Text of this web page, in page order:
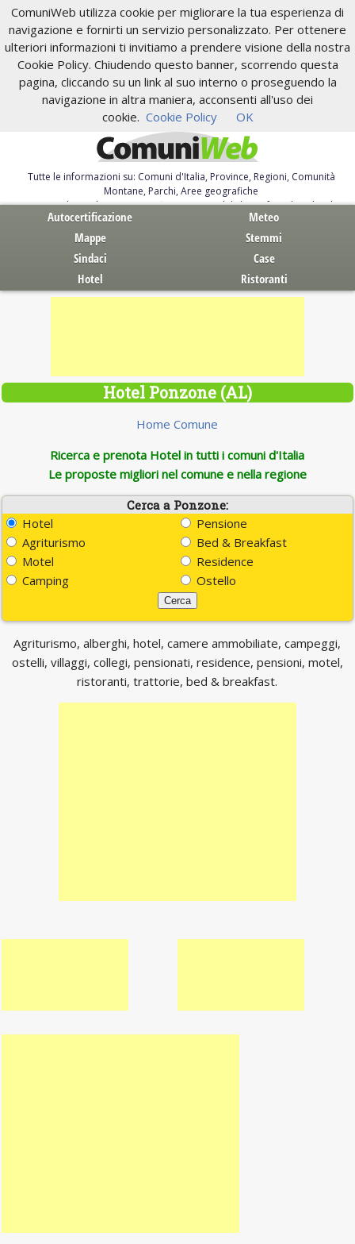
ComuniWeb utilizza cookie per migliorare la tua esperienza di
navigazione e fornirti un servizio personalizzato. Per ottenere
ulteriori informazioni ti invitiamo a prendere visione della nostra
Cookie Policy. Chiudendo questo banner, scorrendo questa
pagina, cliccando su un link al suo interno o proseguendo la
navigazione in altra maniera, acconsenti all'uso dei
cookie. Cookie Policy OK
Tutte le informazioni su: Comuni d'Italia, Province, Regioni, Comunità
Montane, Parchi, Aree geografiche
Servizi al Cittadino. Autocertificazione, moduli, leggi, free download
Autocertificazione
Meteo
Mappe
Stemmi
Sindaci
Case
Hotel
Ristoranti
Hotel Ponzone (AL)
Home Comune
Ricerca e prenota Hotel in tutti i comuni d'Italia
Le proposte migliori nel comune e nella regione
Cerca a Ponzone:
Hotel
Pensione
Agriturismo
Bed & Breakfast
Motel
Residence
Camping
Ostello
Agriturismo, alberghi, hotel, camere ammobiliate, campeggi,
ostelli, villaggi, collegi, pensionati, residence, pensioni, motel,
ristoranti, trattorie, bed & breakfast.